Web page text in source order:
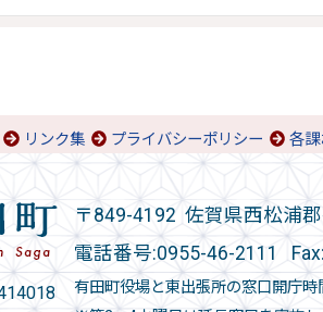
リンク集 プライバシーポリシー 各
〒849-4192 佐賀県西松浦
電話番号:0955-46-2111
有田町役場と東出張所の窓口開庁